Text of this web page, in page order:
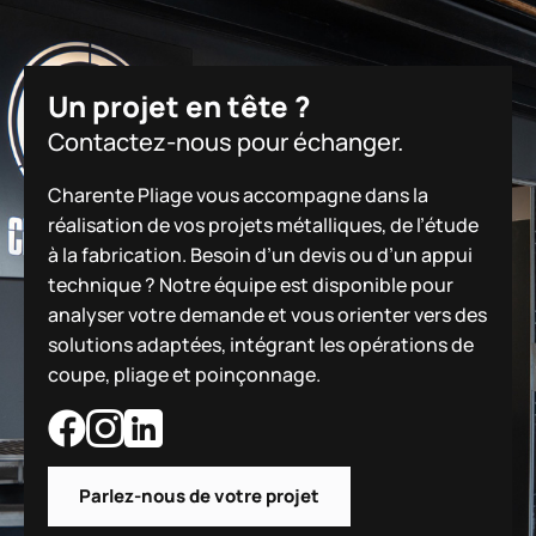
Un projet en tête ?
Contactez-nous pour échanger.
Charente Pliage vous accompagne dans la
réalisation de vos projets métalliques, de l’étude
à la fabrication. Besoin d’un devis ou d’un appui
technique ? Notre équipe est disponible pour
analyser votre demande et vous orienter vers des
solutions adaptées, intégrant les opérations de
coupe, pliage et poinçonnage.
Parlez-nous de votre projet